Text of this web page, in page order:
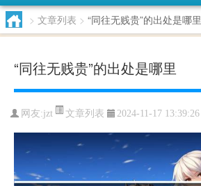
> 文章列表 > “同往无贱贵”的出处是哪里
“同往无贱贵”的出处是哪里
网友:jzt 文章列表 2024-11-17 13:39:26